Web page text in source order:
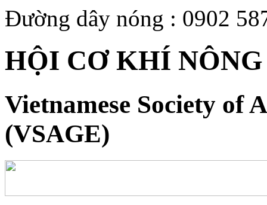
Đường dây nóng : 0902
HỘI CƠ KHÍ
Vietnamese Society of
(VSAGE)